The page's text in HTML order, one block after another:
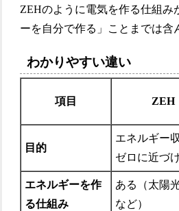
ZEHのように電気を作る仕組み
ーを自分で作る」ことまでは含
わかりやすい違い
項目 ZEH
目的
エネルギー
ゼロに近づ
エネルギーを作
る仕組み
ある（太陽
など）